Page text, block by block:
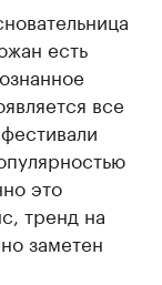
есть
все
это
тренд на
заметен